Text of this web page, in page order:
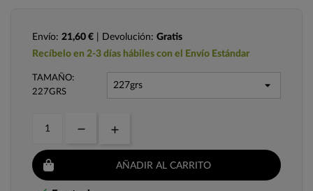
Envío: 21,60 € | Devolución: Gratis
Recíbelo en 2-3 días hábiles con el Envío Estándar
TAMAÑO:
227GRS
AÑADIR AL CARRITO